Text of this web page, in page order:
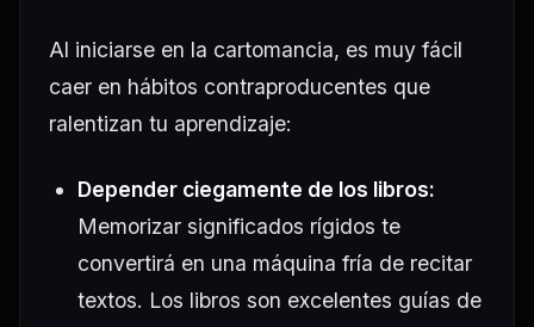
Al iniciarse en la cartomancia, es muy fácil
caer en hábitos contraproducentes que
ralentizan tu aprendizaje:
Depender ciegamente de los libros:
Memorizar significados rígidos te
convertirá en una máquina fría de recitar
textos. Los libros son excelentes guías de